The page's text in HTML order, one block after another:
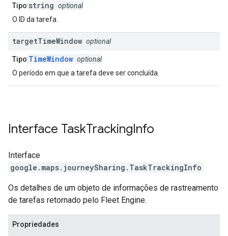
Tipo:string optional
O ID da tarefa.
targetTimeWindow optional
Tipo:TimeWindow optional
O período em que a tarefa deve ser concluída.
Interface TaskTrackingInfo
Interface
google.maps.journeySharing . TaskTrackingInfo
Os detalhes de um objeto de informações de rastreamento
de tarefas retornado pelo Fleet Engine.
Propriedades